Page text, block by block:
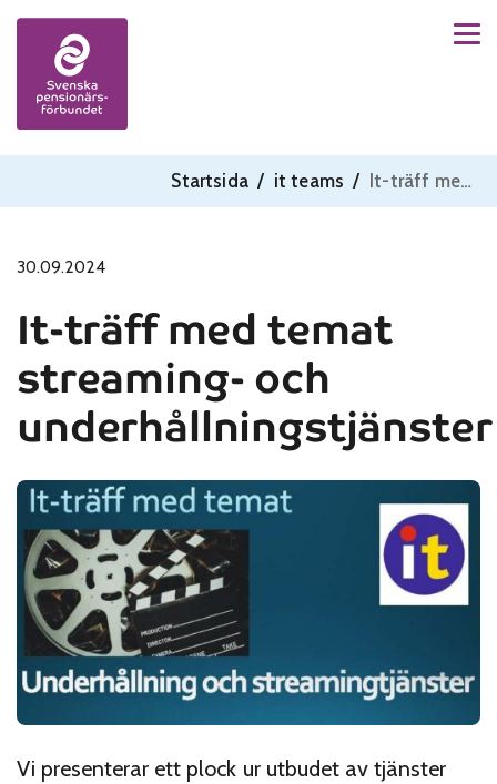
Skip to content
Startsida / it teams / It-träff med temat streaming- och underhållningstjänster
30.09.2024
It-träff med temat
streaming- och
underhållningstjänster
Vi presenterar ett plock ur utbudet av tjänster